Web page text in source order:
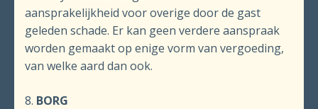
aansprakelijkheid voor overige door de gast
geleden schade. Er kan geen verdere aanspraak
worden gemaakt op enige vorm van vergoeding,
van welke aard dan ook.
8. BORG